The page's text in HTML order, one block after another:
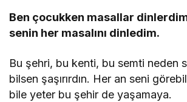
Ben çocukken masallar
senin her masalını dinledim.
Bu şehri, bu kenti, bu semti neden
bilsen şaşırırdın. Her an seni
bile yeter bu şehir de yaşamaya.